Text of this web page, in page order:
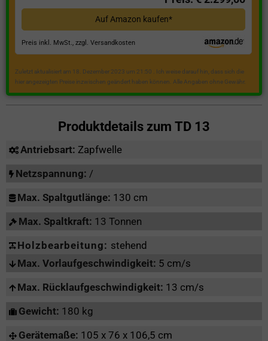
Auf Amazon kaufen*
Preis inkl. MwSt., zzgl. Versandkosten
Zuletzt aktualisiert am 18. Dezember 2023 um 21:50 . Ich weise darauf hin, dass sich die
hier angezeigten Preise inzwischen geändert haben können. Alle Angaben ohne Gewähr.
Produktdetails zum TD 13
Antriebsart: Zapfwelle
Netzspannung: /
Max. Spaltgutlänge: 130 cm
Max. Spaltkraft: 13 Tonnen
Holzbearbeitung: stehend
Max. Vorlaufgeschwindigkeit: 5 cm/s
Max. Rücklaufgeschwindigkeit: 13 cm/s
Gewicht: 180 kg
Gerätemaße: 105 x 76 x 106,5 cm